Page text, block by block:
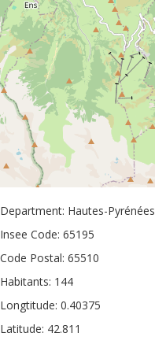
Department: Hautes-Pyrénées
Insee Code: 65195
Code Postal: 65510
Habitants: 144
Longtitude: 0.40375
Latitude: 42.811